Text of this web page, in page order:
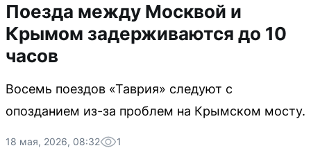
Поезда между Москвой и
Крымом задерживаются до 10
часов
Восемь поездов «Таврия» следуют с
опозданием из-за проблем на Крымском мосту.
18 мая, 2026, 08:32 1